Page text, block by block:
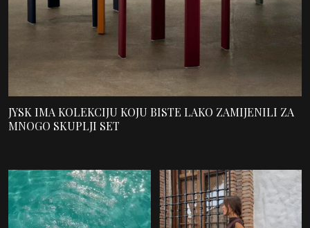
JYSK IMA KOLEKCIJU KOJU BISTE LAKO ZAMIJENILI ZA
MNOGO SKUPLJI SET